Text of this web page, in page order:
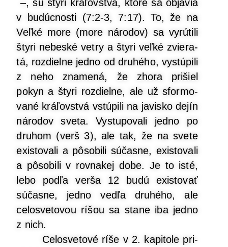
–, sú šty­ri krá­ľov­stvá, kto­ré sa obja­via
v budúc­nos­ti (7:2-3, 7:17). To, že na
Veľ­ké more (more náro­dov) sa vyrú­ti­li
šty­ri nebes­ké vet­ry a šty­ri veľ­ké zvie­ra­
tá, roz­diel­ne jed­no od dru­hé­ho, vystú­pi­li
z neho zna­me­ná, že zho­ra pri­šiel
pokyn a šty­ri roz­diel­ne, ale už sfor­mo­
va­né krá­ľov­stvá vstú­pi­li na javis­ko dejín
náro­dov sve­ta. Vystu­po­va­li jed­no po
dru­hom (verš 3), ale tak, že na sve­te
exis­to­va­li a pôso­bi­li súčas­ne, exis­to­va­li
a pôso­bi­li v rov­na­kej dobe. Je to isté,
lebo pod­ľa ver­ša 12 budú exis­to­vať
súčas­ne, jed­no ved­ľa dru­hé­ho, ale
celo­sve­to­vou ríšou sa sta­ne iba jed­no
z nich.
Celo­sve­to­vé ríše v 2. kapi­to­le pri­